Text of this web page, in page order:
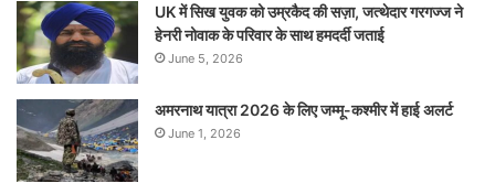
UK में सिख युवक को उम्रकैद की सज़ा, जत्थेदार गरगज्ज ने
हेनरी नोवाक के परिवार के साथ हमदर्दी जताई
June 5, 2026
अमरनाथ यात्रा 2026 के लिए जम्मू-कश्मीर में हाई अलर्ट
June 1, 2026